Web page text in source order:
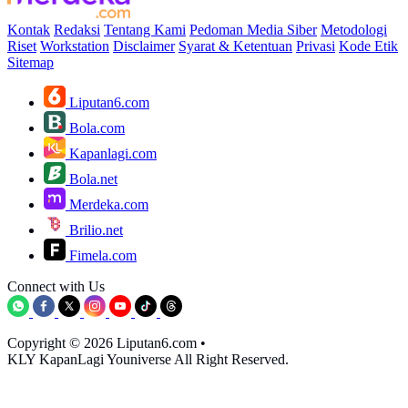
Kontak Redaksi Tentang Kami Pedoman Media Siber Metodologi
Riset Workstation Disclaimer Syarat & Ketentuan Privasi Kode Etik
Sitemap
Liputan6.com
Bola.com
Kapanlagi.com
Bola.net
Merdeka.com
Brilio.net
Fimela.com
Connect with Us
Copyright © 2026 Liputan6.com •
KLY KapanLagi Youniverse All Right Reserved.